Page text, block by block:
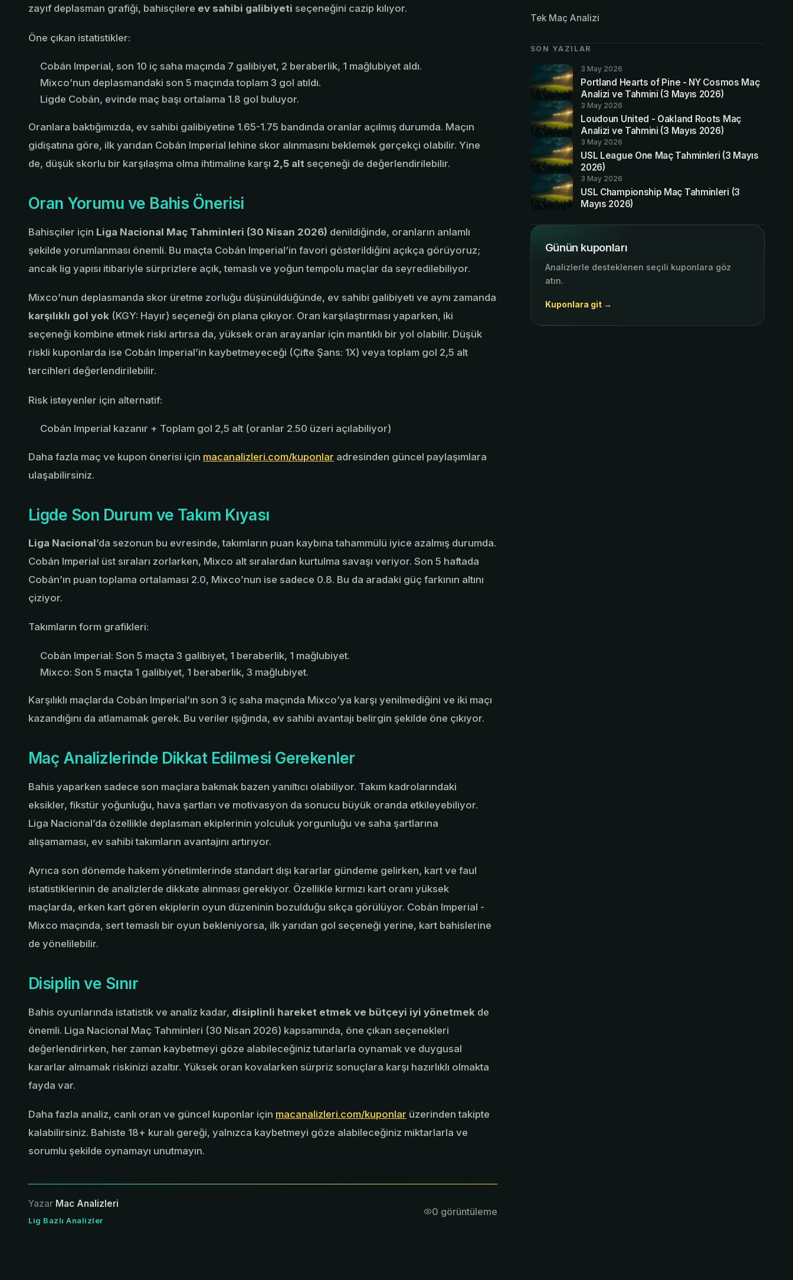
zayıf deplasman grafiği, bahisçilere ev sahibi galibiyeti seçeneğini cazip kılıyor.
Öne çıkan istatistikler:
Cobán Imperial, son 10 iç saha maçında 7 galibiyet, 2 beraberlik, 1 mağlubiyet aldı.
Mixco’nun deplasmandaki son 5 maçında toplam 3 gol atıldı.
Ligde Cobán, evinde maç başı ortalama 1.8 gol buluyor.
Oranlara baktığımızda, ev sahibi galibiyetine 1.65-1.75 bandında oranlar açılmış durumda. Maçın
gidişatına göre, ilk yarıdan Cobán Imperial lehine skor alınmasını beklemek gerçekçi olabilir. Yine
de, düşük skorlu bir karşılaşma olma ihtimaline karşı 2,5 alt seçeneği de değerlendirilebilir.
Oran Yorumu ve Bahis Önerisi
Bahisçiler için Liga Nacional Maç Tahminleri (30 Nisan 2026) denildiğinde, oranların anlamlı
şekilde yorumlanması önemli. Bu maçta Cobán Imperial’in favori gösterildiğini açıkça görüyoruz;
ancak lig yapısı itibariyle sürprizlere açık, temaslı ve yoğun tempolu maçlar da seyredilebiliyor.
Mixco’nun deplasmanda skor üretme zorluğu düşünüldüğünde, ev sahibi galibiyeti ve aynı zamanda
karşılıklı gol yok (KGY: Hayır) seçeneği ön plana çıkıyor. Oran karşılaştırması yaparken, iki
seçeneği kombine etmek riski artırsa da, yüksek oran arayanlar için mantıklı bir yol olabilir. Düşük
riskli kuponlarda ise Cobán Imperial’in kaybetmeyeceği (Çifte Şans: 1X) veya toplam gol 2,5 alt
tercihleri değerlendirilebilir.
Risk isteyenler için alternatif:
Cobán Imperial kazanır + Toplam gol 2,5 alt (oranlar 2.50 üzeri açılabiliyor)
Daha fazla maç ve kupon önerisi için macanalizleri.com/kuponlar adresinden güncel paylaşımlara
ulaşabilirsiniz.
Ligde Son Durum ve Takım Kıyası
Liga Nacional’da sezonun bu evresinde, takımların puan kaybına tahammülü iyice azalmış durumda.
Cobán Imperial üst sıraları zorlarken, Mixco alt sıralardan kurtulma savaşı veriyor. Son 5 haftada
Cobán’ın puan toplama ortalaması 2.0, Mixco’nun ise sadece 0.8. Bu da aradaki güç farkının altını
çiziyor.
Takımların form grafikleri:
Cobán Imperial: Son 5 maçta 3 galibiyet, 1 beraberlik, 1 mağlubiyet.
Mixco: Son 5 maçta 1 galibiyet, 1 beraberlik, 3 mağlubiyet.
Karşılıklı maçlarda Cobán Imperial’ın son 3 iç saha maçında Mixco’ya karşı yenilmediğini ve iki maçı
kazandığını da atlamamak gerek. Bu veriler ışığında, ev sahibi avantajı belirgin şekilde öne çıkıyor.
Maç Analizlerinde Dikkat Edilmesi Gerekenler
Bahis yaparken sadece son maçlara bakmak bazen yanıltıcı olabiliyor. Takım kadrolarındaki
eksikler, fikstür yoğunluğu, hava şartları ve motivasyon da sonucu büyük oranda etkileyebiliyor.
Liga Nacional’da özellikle deplasman ekiplerinin yolculuk yorgunluğu ve saha şartlarına
alışamaması, ev sahibi takımların avantajını artırıyor.
Ayrıca son dönemde hakem yönetimlerinde standart dışı kararlar gündeme gelirken, kart ve faul
istatistiklerinin de analizlerde dikkate alınması gerekiyor. Özellikle kırmızı kart oranı yüksek
maçlarda, erken kart gören ekiplerin oyun düzeninin bozulduğu sıkça görülüyor. Cobán Imperial -
Mixco maçında, sert temaslı bir oyun bekleniyorsa, ilk yarıdan gol seçeneği yerine, kart bahislerine
de yönelilebilir.
Disiplin ve Sınır
Bahis oyunlarında istatistik ve analiz kadar, disiplinli hareket etmek ve bütçeyi iyi yönetmek de
önemli. Liga Nacional Maç Tahminleri (30 Nisan 2026) kapsamında, öne çıkan seçenekleri
değerlendirirken, her zaman kaybetmeyi göze alabileceğiniz tutarlarla oynamak ve duygusal
kararlar almamak riskinizi azaltır. Yüksek oran kovalarken sürpriz sonuçlara karşı hazırlıklı olmakta
fayda var.
Daha fazla analiz, canlı oran ve güncel kuponlar için macanalizleri.com/kuponlar üzerinden takipte
kalabilirsiniz. Bahiste 18+ kuralı gereği, yalnızca kaybetmeyi göze alabileceğiniz miktarlarla ve
sorumlu şekilde oynamayı unutmayın.
Yazar Mac Analizleri
Lig Bazlı Analizler
0 görüntüleme
Tek Maç Analizi
SON YAZILAR
3 May 2026
Portland Hearts of Pine - NY Cosmos Maç
Analizi ve Tahmini (3 Mayıs 2026)
3 May 2026
Loudoun United - Oakland Roots Maç
Analizi ve Tahmini (3 Mayıs 2026)
3 May 2026
USL League One Maç Tahminleri (3 Mayıs
2026)
3 May 2026
USL Championship Maç Tahminleri (3
Mayıs 2026)
Günün kuponları
Analizlerle desteklenen seçili kuponlara göz
atın.
Kuponlara git →